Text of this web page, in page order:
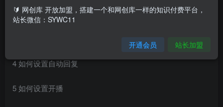
2 数字人开播使用流程整合版
4 如何设置自动回复
5 如何设置开播
🔰 网创库 开放加盟，搭建一个和网创库一样的知识付费平台，
站长微信：SYWC11
开通会员 站长加盟